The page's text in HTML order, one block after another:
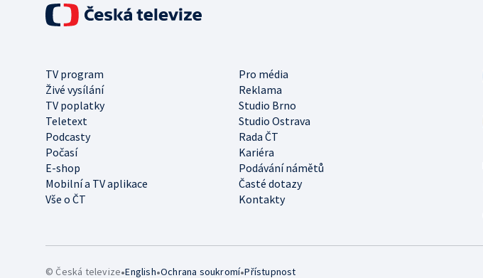
TV program
Pro média
Živé vysílání
Reklama
TV poplatky
Studio Brno
Teletext
Studio Ostrava
Podcasty
Rada ČT
Počasí
Kariéra
E-shop
Podávání námětů
Mobilní a TV aplikace
Časté dotazy
Vše o ČT
Kontakty
© Česká televize•English•Ochrana soukromí•Přístupnost